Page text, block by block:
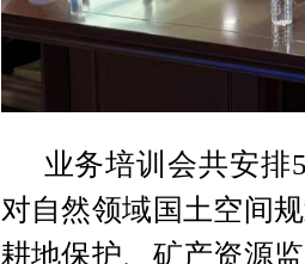
业务培训会共安排
对自然领域国土空间
耕地保护、矿产资源